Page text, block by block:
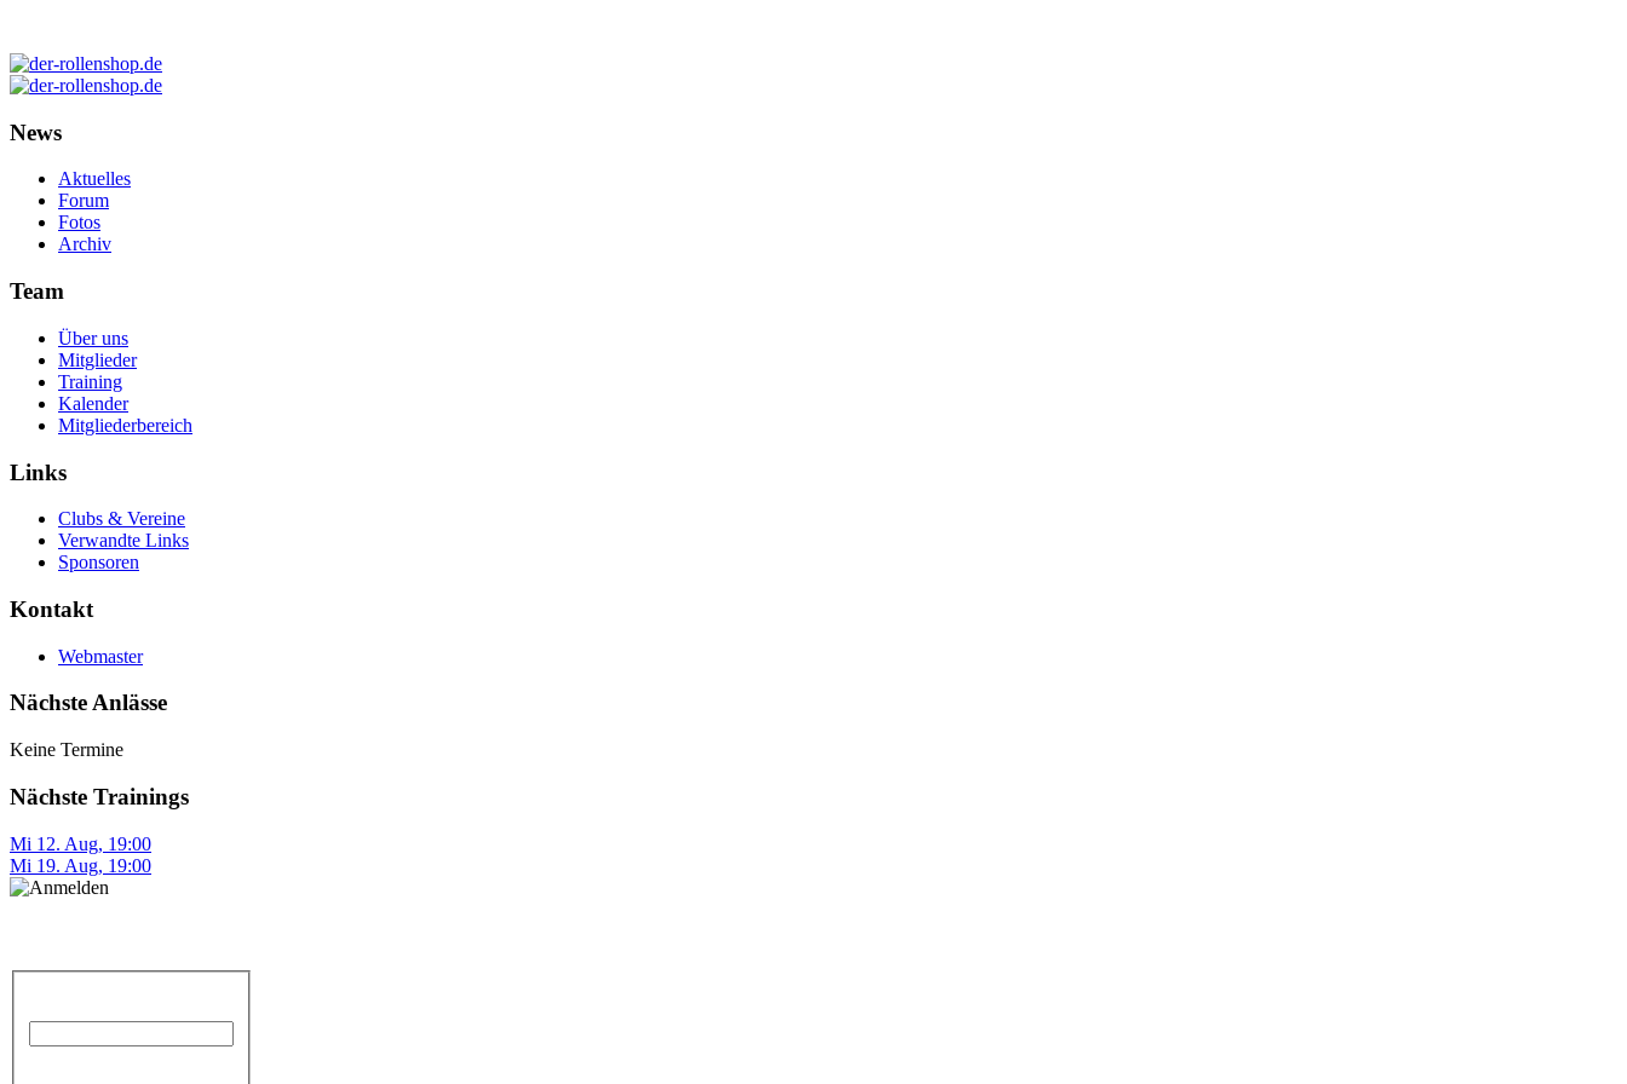
News
Aktuelles
Forum
Fotos
Archiv
Team
Über uns
Mitglieder
Training
Kalender
Mitgliederbereich
Links
Clubs & Vereine
Verwandte Links
Sponsoren
Kontakt
Webmaster
Nächste Anlässe
Keine Termine
Nächste Trainings
Mi 12. Aug, 19:00
Mi 19. Aug, 19:00